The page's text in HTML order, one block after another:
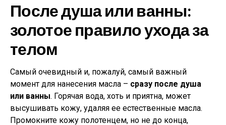
После душа или ванны:
золотое правило ухода за
телом
Самый очевидный и, пожалуй, самый важный
момент для нанесения масла – сразу после душа
или ванны. Горячая вода, хоть и приятна, может
высушивать кожу, удаляя ее естественные масла.
Промокните кожу полотенцем, но не до конца,